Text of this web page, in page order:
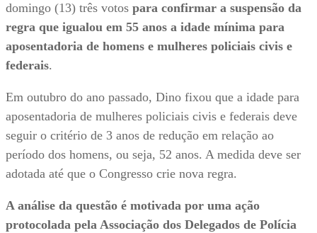
domingo (13) três votos para confirmar a suspensão da
regra que igualou em 55 anos a idade mínima para
aposentadoria de homens e mulheres policiais civis e
federais.
Em outubro do ano passado, Dino fixou que a idade para
aposentadoria de mulheres policiais civis e federais deve
seguir o critério de 3 anos de redução em relação ao
período dos homens, ou seja, 52 anos. A medida deve ser
adotada até que o Congresso crie nova regra.
A análise da questão é motivada por uma ação
protocolada pela Associação dos Delegados de Polícia